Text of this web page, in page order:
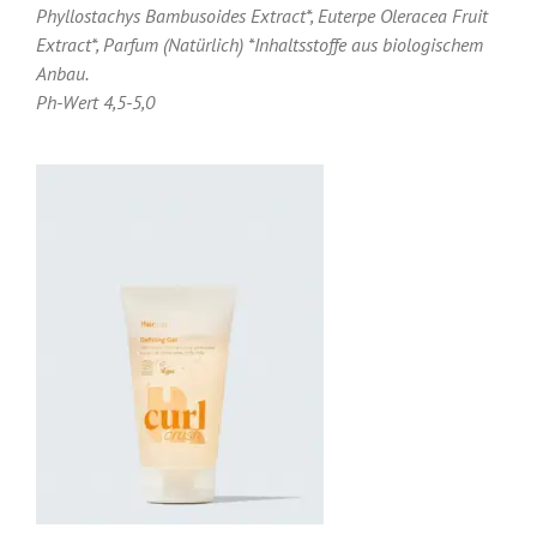
Phyllostachys Bambusoides Extract*, Euterpe Oleracea Fruit
Extract*, Parfum (Natürlich) *Inhaltsstoffe aus biologischem
Anbau.
Ph-Wert 4,5-5,0